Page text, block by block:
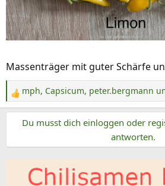
Massenträger mit guter Schärfe
R
e
t
mph, Capsicum, peter.bergmann
Du musst dich einloggen oder
antworten.